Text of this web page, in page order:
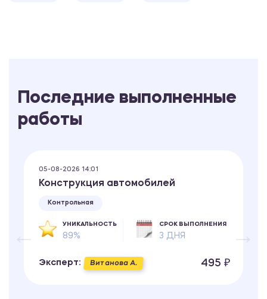
Последние выполненные
работы
05-08-2026 14:01
Конструкция автомобилей
Контрольная
УНИКАЛЬНОСТЬ
89%
СРОК ВЫПОЛНЕНИЯ
3 ДНЯ
Эксперт: Витанова А. 495 ₽